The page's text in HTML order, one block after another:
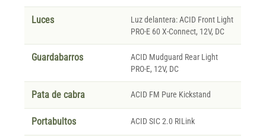
Luces
Luz delantera: ACID Front Light
PRO-E 60 X-Connect, 12V, DC
Guardabarros
ACID Mudguard Rear Light
PRO-E, 12V, DC
Pata de cabra ACID FM Pure Kickstand
Portabultos ACID SIC 2.0 RILink